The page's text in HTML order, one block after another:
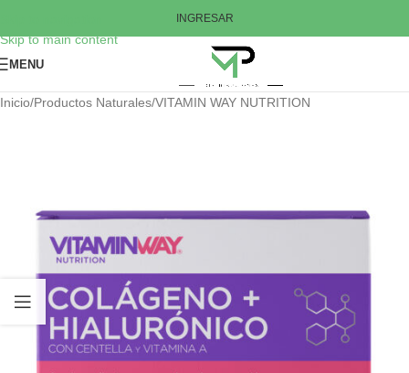
Skip to main content
INGRESAR
MENU
Inicio/Productos Naturales/VITAMIN WAY NUTRITION